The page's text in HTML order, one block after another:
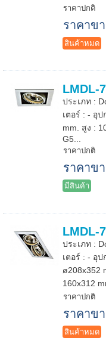
ราคาปกติ
ราคาข
สินค้าหมด
LMDL-
ประเภท :
เตอร์ : - อุ
mm. สูง :
G5...
ราคาปกติ
ราคาข
มีสินค้า
LMDL-
ประเภท :
เตอร์ : - อุ
ø208x352
160x312
ราคาปกติ
ราคาข
สินค้าหมด